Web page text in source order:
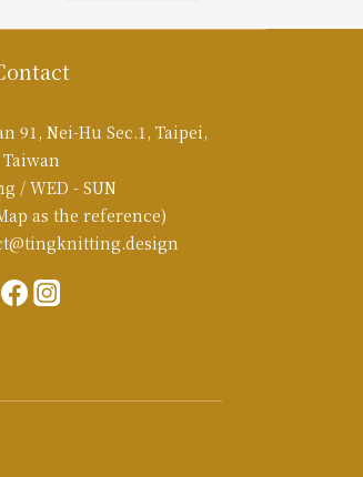
91, Nei-Hu Sec.1, Taipei,
Taiwan
/ WED - SUN
as the reference)